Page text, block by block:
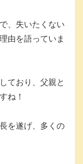
、失いたくない
由を語っていま
ており、父親と
ね！
を遂げ、多くの